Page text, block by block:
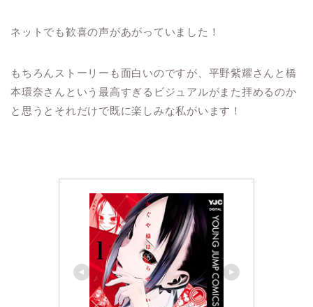
ネットでも歓喜の声があがっていました！
もちろんストーリーも面白いのですが、平野紫耀さんと橋
本環奈さんという最高すぎるビジュアルがまた拝めるのか
と思うとそれだけで既に楽しみな私がいます！